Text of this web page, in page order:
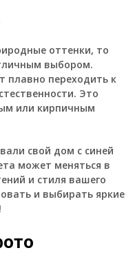
оттенки, то
выбором.
плавно переходить к
Это
или кирпичным
свой дом с синей
может меняться в
и стиля вашего
и выбирать яркие